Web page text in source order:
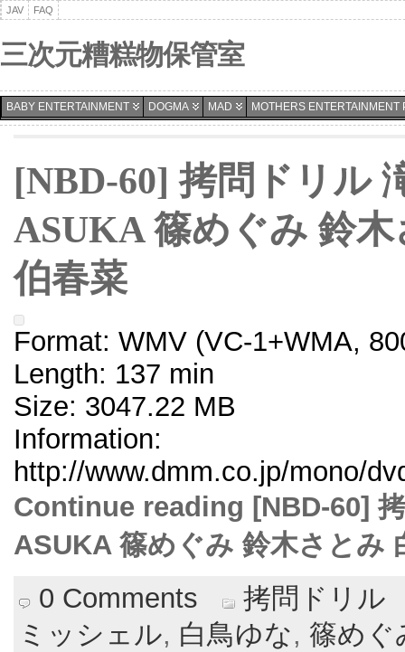
JAV FAQ
三次元糟糕物保管室
BABY ENTERTAINMENT DOGMA MAD MOTHERS ENTERTAINMENT
[NBD-60] 拷問ドリル
ASUKA 篠めぐみ 鈴
伯春菜
Format: WMV (VC-1+WMA,
Length: 137 min
Size: 3047.22 MB
Information:
http://www.dmm.co.jp/mono/
Continue reading [NBD-60]
ASUKA 篠めぐみ 鈴木さとみ
0 Comments
拷問ドリル
ミッシェル, 白鳥ゆな, 篠めぐ